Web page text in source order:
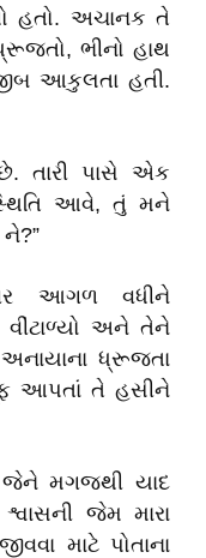
હતો. અચાનક તે
ભીનો હાથ
આકુલતા હતી.
તારી પાસે એક
આવે, તું મને
આગળ વધીને
વીંટાળ્યો અને તેને
અનાયાના ધ્રૂજતા
આપતાં તે હસીને
મગજથી યાદ
જેમ મારા
માટે પોતાના